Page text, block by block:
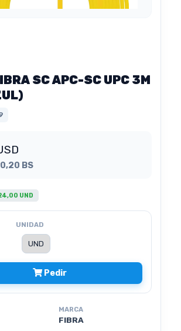
SC APC-SC UPC 3M
BS
UND
UNIDAD
Pedir
MARCA
FIBRA